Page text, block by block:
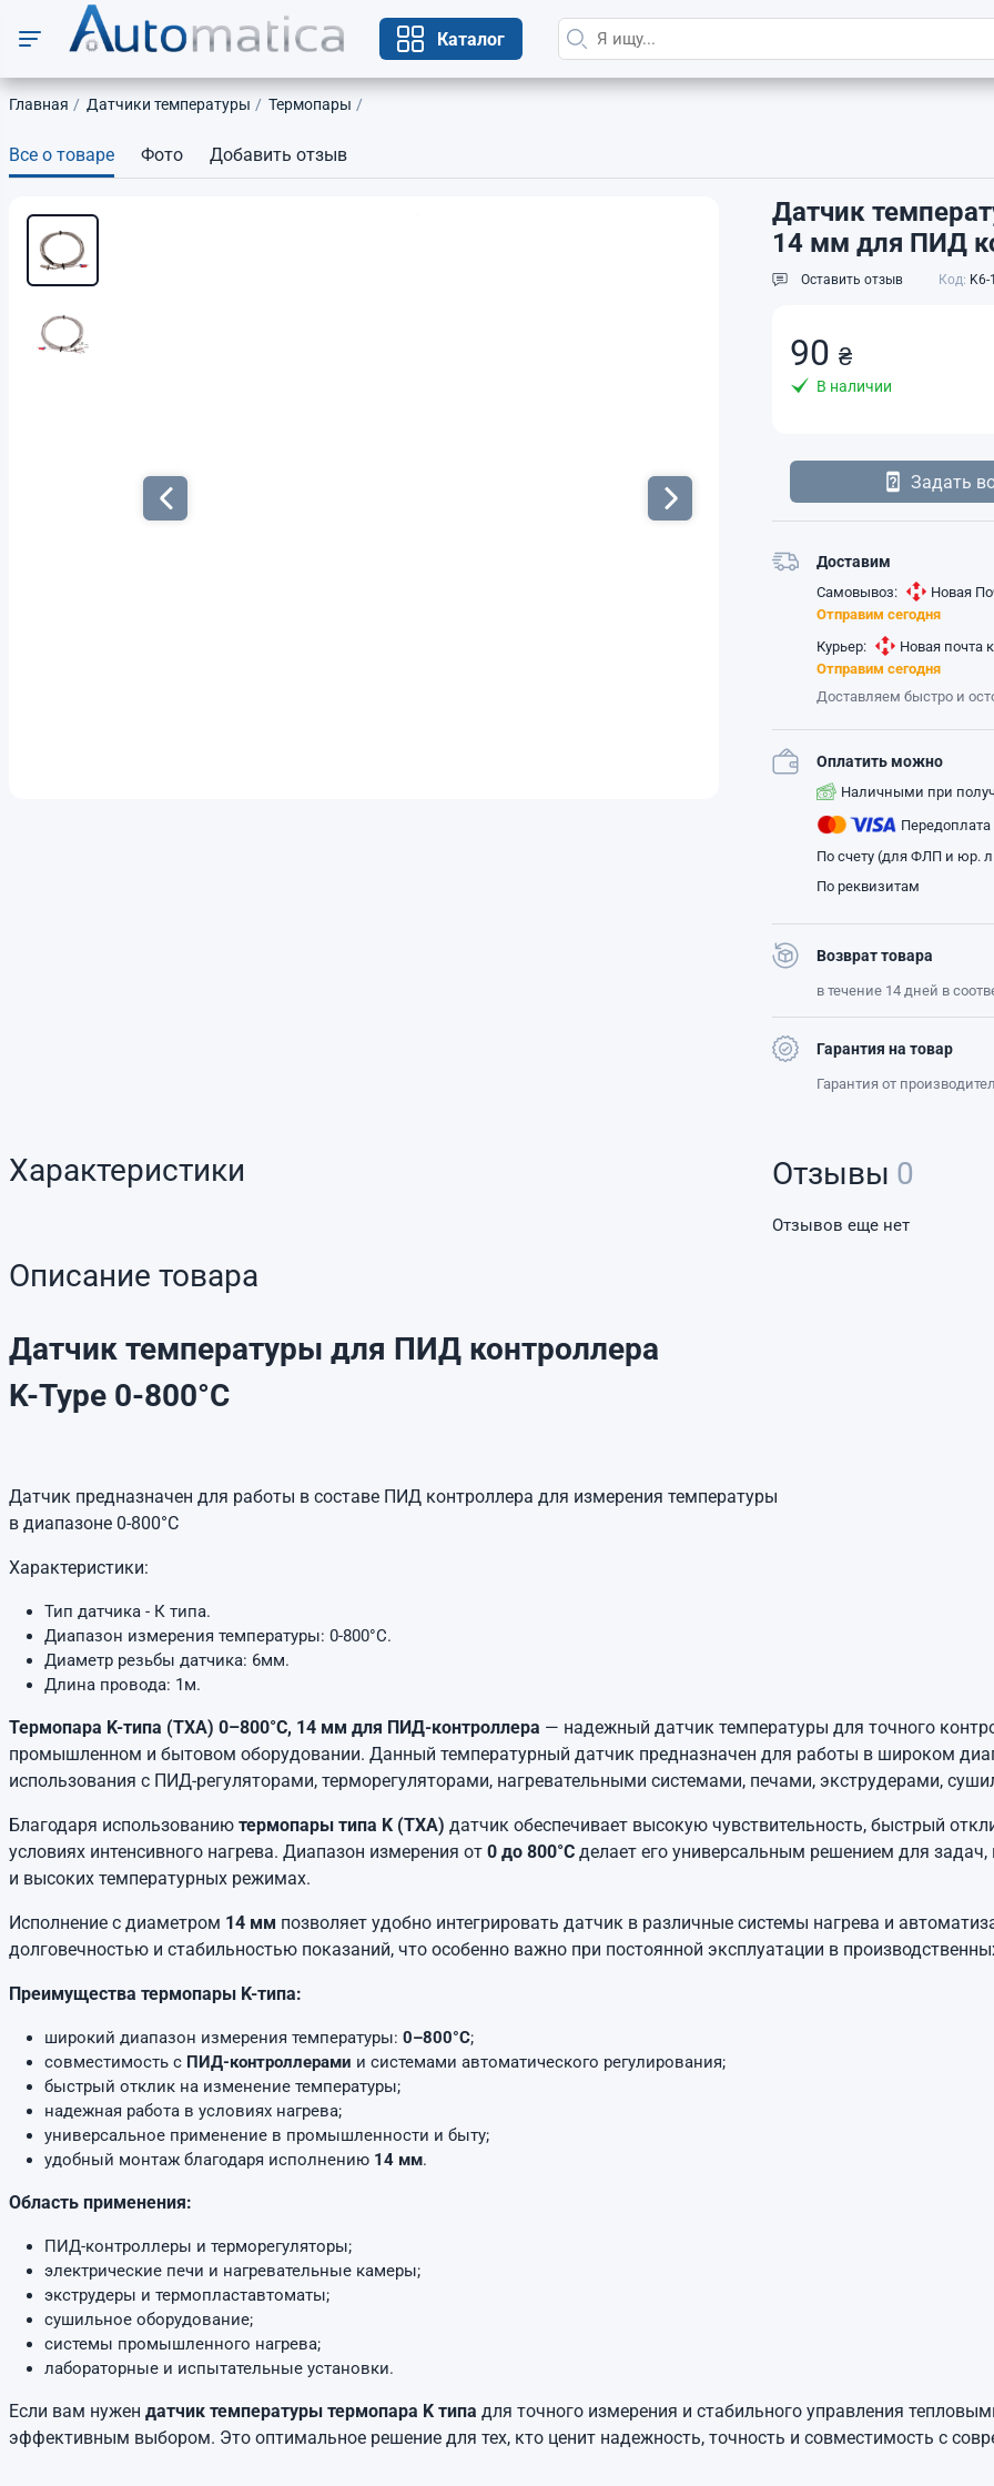
Каталог
Главная Датчики температуры Термопары
Все о товаре Фото Добавить отзыв
Датчик
14 мм для ПИД
Оставить отзыв Код: K6-1
90 ₴
В наличии
Задать
Доставим
Самовывоз:
Новая
Отправим сегодня
Курьер:
Новая почта
Отправим сегодня
Доставляем быстро и
Оплатить можно
Наличными при
По счету (для ФЛП и юр.
По реквизитам
Возврат товара
в течение 14 дней в
Гарантия на товар
Гарантия от
Характеристики Отзывы 0
Отзывов еще нет
Описание товара
Датчик температуры для ПИД контроллера
K-Type 0-800°C
Датчик предназначен для работы в составе ПИД контроллера для измерения температуры
в диапазоне 0-800°C
Характеристики:
Тип датчика - К типа.
Диапазон измерения температуры: 0-800°C.
Диаметр резьбы датчика: 6мм.
Длина провода: 1м.
Термопара K-типа (ТХА) 0–800°C, 14 мм для ПИД-контроллера — надежный датчик температуры для точного
промышленном и бытовом оборудовании. Данный температурный датчик предназначен для работы в широком
использования с ПИД-регуляторами, терморегуляторами, нагревательными системами, печами, экструдерами,
Благодаря использованию термопары типа K (ТХА) датчик обеспечивает высокую чувствительность, быстрый
условиях интенсивного нагрева. Диапазон измерения от 0 до 800°C делает его универсальным решением для
и высоких температурных режимах.
Исполнение с диаметром 14 мм позволяет удобно интегрировать датчик в различные системы нагрева и
долговечностью и стабильностью показаний, что особенно важно при постоянной эксплуатации в
Преимущества термопары K-типа:
широкий диапазон измерения температуры: 0–800°C;
совместимость с ПИД-контроллерами и системами автоматического регулирования;
быстрый отклик на изменение температуры;
надежная работа в условиях нагрева;
универсальное применение в промышленности и быту;
удобный монтаж благодаря исполнению 14 мм.
Область применения:
ПИД-контроллеры и терморегуляторы;
электрические печи и нагревательные камеры;
экструдеры и термопластавтоматы;
сушильное оборудование;
системы промышленного нагрева;
лабораторные и испытательные установки.
Если вам нужен датчик температуры термопара K типа для точного измерения и стабильного управления
эффективным выбором. Это оптимальное решение для тех, кто ценит надежность, точность и совместимость с